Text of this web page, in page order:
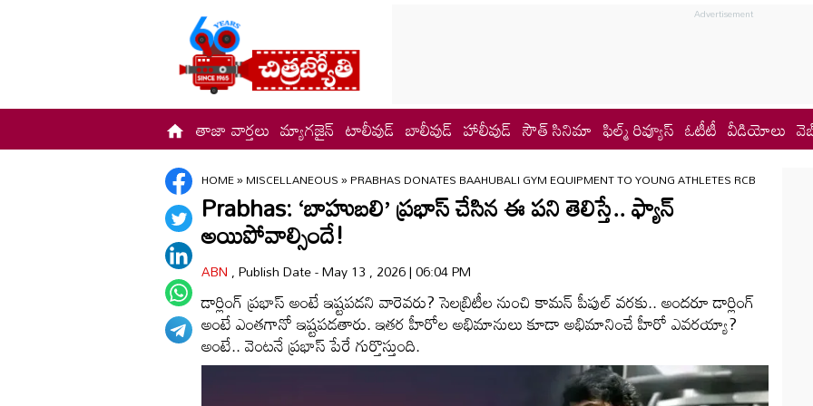
తాజా వార్తలు మ్యాగజైన్ టాలీవుడ్ బాలీవుడ్ హాలీవుడ్ సౌత్ సినిమా ఫిల్మ్ రివ్యూస్ ఓటీటీ వీడియోలు
HOME»MISCELLANEOUS»PRABHAS DONATES BAAHUBALI GYM EQUIPMENT TO YOUNG ATHLETES RCB
Prabhas: ‘బాహుబలి’ ప్రభాస్ చేసిన ఈ పని తెలిస్తే.. ఫ్యాన్
అయిపోవాల్సిందే!
ABN, Publish Date - May 13 , 2026 | 06:04 PM
డార్లింగ్ ప్రభాస్ అంటే ఇష్టపడని వారెవరు? సెలబ్రిటీల నుంచి కామన్ పీపుల్ వరకు.. అందరూ డార్లింగ్
అంటే ఎంతగానో ఇష్టపడతారు. ఇతర హీరోల అభిమానులు కూడా అభిమానించే హీరో ఎవరయ్యా?
అంటే.. వెంటనే ప్రభాస్ పేరే గుర్తొస్తుంది.